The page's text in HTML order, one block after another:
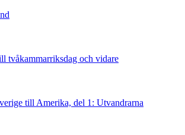
tvåkammarriksdag och vidare
till Amerika, del 1: Utvandrarna